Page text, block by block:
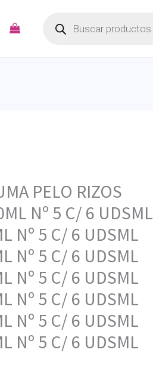
productos
PELO RIZOS
Nº 5 C/ 6 UDSML
Nº 5 C/ 6 UDSML
Nº 5 C/ 6 UDSML
Nº 5 C/ 6 UDSML
Nº 5 C/ 6 UDSML
Nº 5 C/ 6 UDSML
Nº 5 C/ 6 UDSML